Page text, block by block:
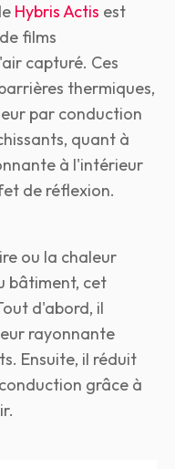
Hybris Actis est
films
capturé. Ces
thermiques,
par conduction
quant à
à l'intérieur
de réflexion.
ou la chaleur
bâtiment, cet
d'abord, il
rayonnante
Ensuite, il réduit
grâce à